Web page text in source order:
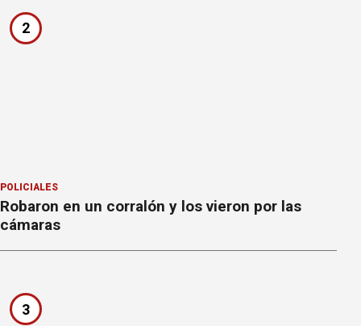
2
POLICIALES
Robaron en un corralón y los vieron por las
cámaras
3